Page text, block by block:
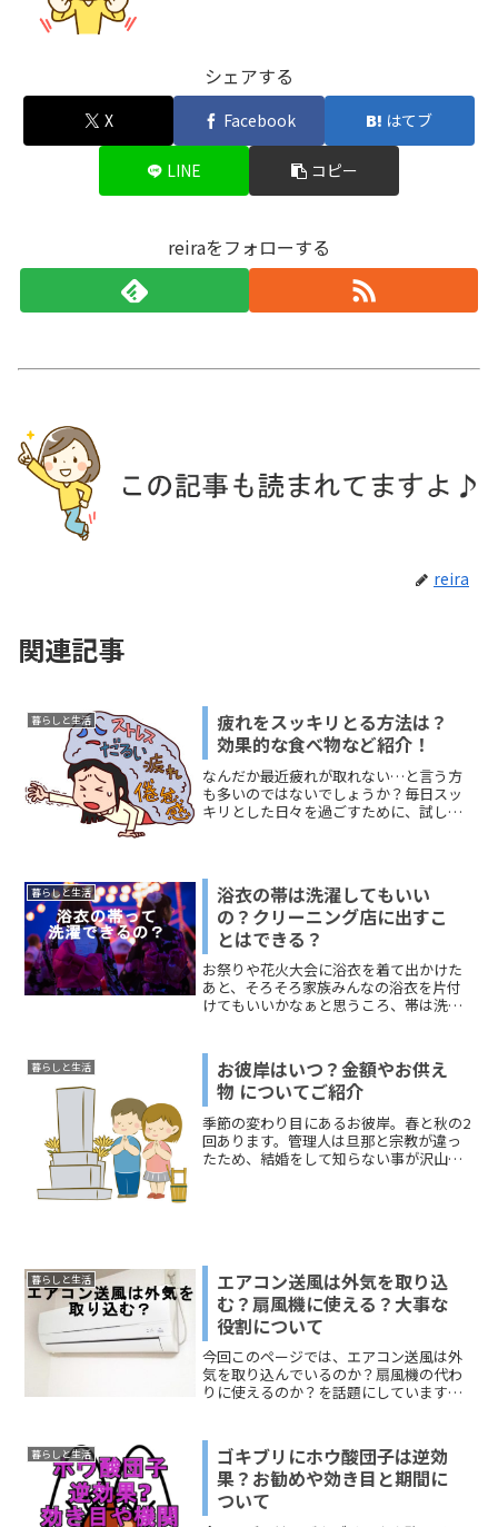
シェアする
X Facebook はてブ
LINE コピー
reiraをフォローする
reira
関連記事
暮らしと生活
疲れをスッキリとる方法は？
効果的な食べ物など紹介！
なんだか最近疲れが取れない…と言う方
も多いのではないでしょうか？毎日スッ
キリとした日々を過ごすために、試して
暮らしと生活
浴衣の帯は洗濯してもいい
の？クリーニング店に出すこ
とはできる？
お祭りや花火大会に浴衣を着て出かけた
あと、そろそろ家族みんなの浴衣を片付
けてもいいかなぁと思うころ、帯は洗濯
皆さんの声にお応えするために、今回
は、浴衣の帯の洗...
暮らしと生活
お彼岸はいつ？金額やお供え
物 についてご紹介
季節の変わり目にあるお彼岸。春と秋の2
回あります。管理人は旦那と宗教が違っ
たため、結婚をして知らない事が沢山…
暮らしと生活
エアコン送風は外気を取り込
む？扇風機に使える？大事な
役割について
今回このページでは、エアコン送風は外
気を取り込んでいるのか？扇風機の代わ
りに使えるのか？を話題にしています。
暮らしと生活
ゴキブリにホウ酸団子は逆効
果？お勧めや効き目と期間に
ついて